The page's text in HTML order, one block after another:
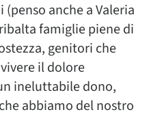
anche a Valeria
famiglie piene di
genitori che
il dolore
ineluttabile dono,
abbiamo del nostro